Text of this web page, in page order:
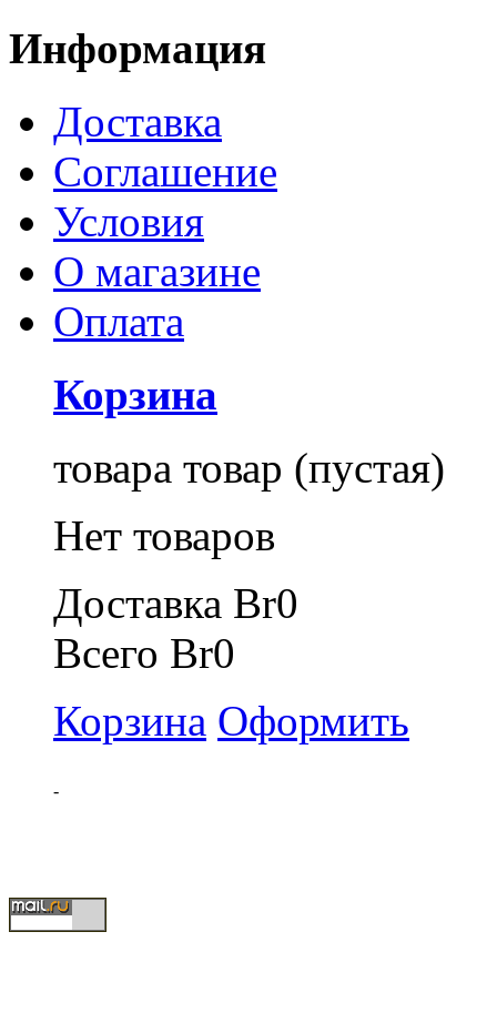
Информация
Доставка
Соглашение
Условия
О магазине
Оплата
Корзина
товара товар (пустая)
Нет товаров
Доставка Br0
Всего Br0
Корзина Оформить
-